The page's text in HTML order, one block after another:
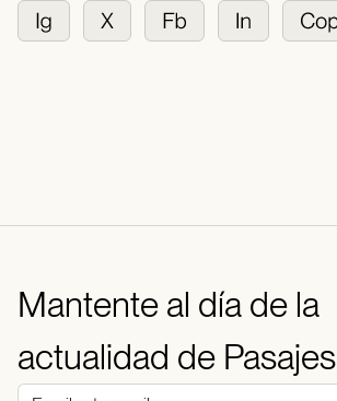
Mantente al día de la
actualidad de Pasajes